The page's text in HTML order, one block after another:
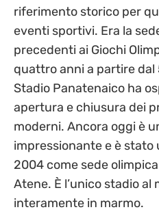
riferimento storico per
eventi sportivi. Era la
precedenti ai Giochi
quattro anni a partire dal
Stadio Panatenaico ha
apertura e chiusura dei
moderni. Ancora oggi è
impressionante e è stato
2004 come sede
Atene. È l’unico stadio
interamente in marmo.